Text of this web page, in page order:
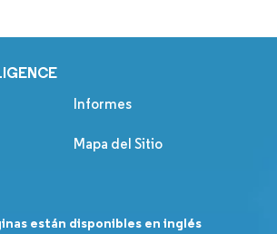
Informes
Mapa del Sitio
están disponibles en inglés